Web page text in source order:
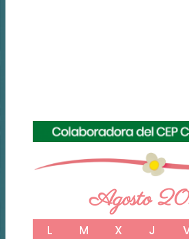
Agosto
L M X J